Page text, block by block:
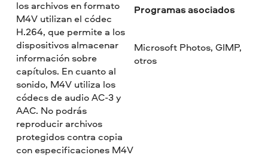
los archivos en formato
M4V utilizan el códec
H.264, que permite a los
dispositivos almacenar
información sobre
capítulos. En cuanto al
sonido, M4V utiliza los
códecs de audio AC-3 y
AAC. No podrás
reproducir archivos
protegidos contra copia
con especificaciones M4V
Programas asociados
Microsoft Photos, GIMP,
otros